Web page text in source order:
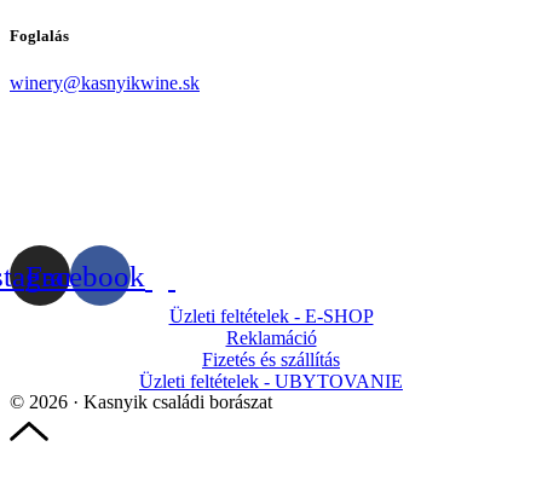
Foglalás
winery@kasnyikwine.sk
Facebook
Üzleti feltételek - E-SHOP
Reklamáció
Fizetés és szállítás
Üzleti feltételek - UBYTOVANIE
© 2026 · Kasnyik családi borászat